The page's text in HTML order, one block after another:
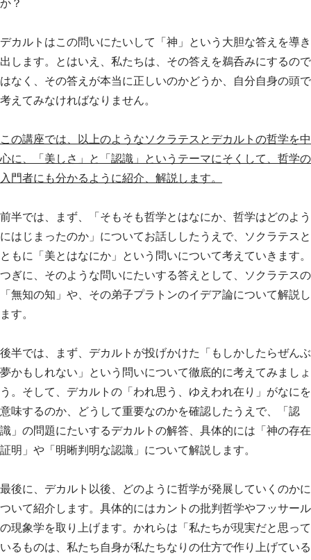
か？
デカルトはこの問いにたいして「神」という大胆な答えを導き
出します。とはいえ、私たちは、その答えを鵜呑みにするので
はなく、その答えが本当に正しいのかどうか、自分自身の頭で
考えてみなければなりません。
この講座では、以上のようなソクラテスとデカルトの哲学を中
心に、「美しさ」と「認識」というテーマにそくして、哲学の
入門者にも分かるように紹介、解説します。
前半では、まず、「そもそも哲学とはなにか、哲学はどのよう
にはじまったのか」についてお話ししたうえで、ソクラテスと
ともに「美とはなにか」という問いについて考えていきます。
つぎに、そのような問いにたいする答えとして、ソクラテスの
「無知の知」や、その弟子プラトンのイデア論について解説し
ます。
後半では、まず、デカルトが投げかけた「もしかしたらぜんぶ
夢かもしれない」という問いについて徹底的に考えてみましょ
う。そして、デカルトの「われ思う、ゆえわれ在り」がなにを
意味するのか、どうして重要なのかを確認したうえで、「認
識」の問題にたいするデカルトの解答、具体的には「神の存在
証明」や「明晰判明な認識」について解説します。
最後に、デカルト以後、どのように哲学が発展していくのかに
ついて紹介します。具体的にはカントの批判哲学やフッサール
の現象学を取り上げます。かれらは「私たちが現実だと思って
いるものは、私たち自身が私たちなりの仕方で作り上げている